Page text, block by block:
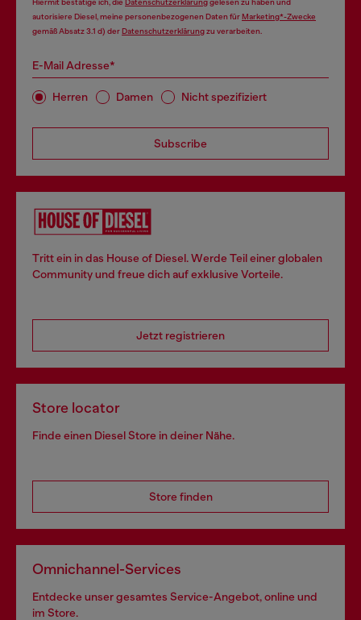
Hiermit bestätige ich, die Datenschutzerklärunggelesen zu haben und
autorisiere Diesel, meine personenbezogenen Daten fürMarketing*-Zwecke
gemäß Absatz 3.1 d) derDatenschutzerklärungzu verarbeiten.
E-Mail Adresse*
Herren Damen Nicht spezifiziert
Subscribe
Tritt ein in das House of Diesel. Werde Teil einer globalen
Community und freue dich auf exklusive Vorteile.
Jetzt registrieren
Store locator
Finde einen Diesel Store in deiner Nähe.
Store finden
Omnichannel-Services
Entdecke unser gesamtes Service-Angebot, online und
im Store.